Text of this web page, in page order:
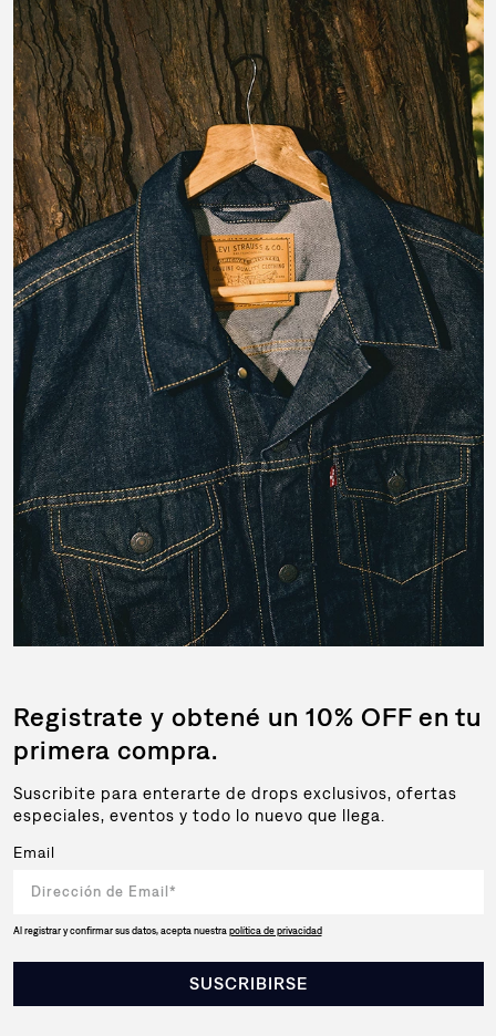
Registrate y obtené un 10% OFF en tu
primera compra.
Suscribite para enterarte de drops exclusivos, ofertas
especiales, eventos y todo lo nuevo que llega.
Email
Al registrar y confirmar sus datos, acepta nuestrapolítica de privacidad
SUSCRIBIRSE